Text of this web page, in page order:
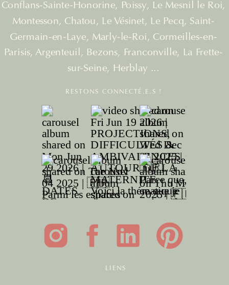
RESTONS CONNECTÉ.E.S !
LIENS
Conflans-Sainte-Honorine, Poissy, Le Mesnil le Roi,
Montesson, Chatou, Le Vésinet, Le Pecq, Saint-
Germain-en-Laye, Marly-le-Roi, Cormeilles-en-
Parisis, Argenteuil, Bezons, Franconville, La Frette-
sur-Seine, Herblay ...